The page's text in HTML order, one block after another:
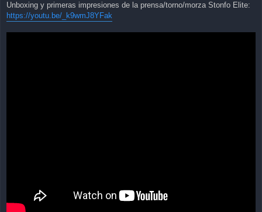
Unboxing y primeras impresiones de la prensa/torno/morza Stonfo Elite:
https://youtu.be/_k9wmJ8YFak